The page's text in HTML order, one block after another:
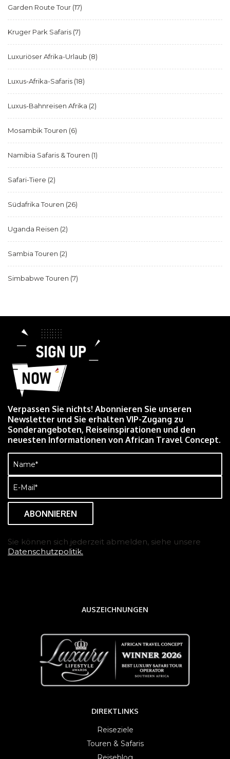
Garden Route Tour (17)
Kruger Park Safaris (7)
Luxuriöser Afrika-Urlaub (8)
Luxus-Afrika-Safaris (18)
Luxus-Bahnreisen Afrika (2)
Mosambik Touren (6)
Namibia Safaris & Touren (1)
Safari-Tiere (2)
Südafrika Touren (26)
Uganda Reisen (2)
Sambia Touren (2)
Simbabwe Touren (7)
Verpassen Sie nichts! Abonnieren Sie unseren
Newsletter und Sie erhalten VIP-Zugang zu
Sonderangeboten, Reiseinspirationen und den
neuesten Informationen von African Travel Concept.
Name
(erforderlich)
E-
Mail
(erforderlich)
Sie können sich jederzeit abmelden, siehe unsere
Datenschutzpolitik.
AUSZEICHNUNGEN
DIREKTLINKS
Reiseziele
Touren & Safaris